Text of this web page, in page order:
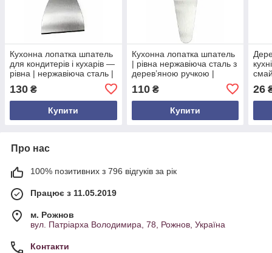
Кухонна лопатка шпатель
для кондитерів і кухарів —
рівна | нержавіюча сталь |
130 ₴
Купити
Кухонна лопатка шпатель
| рівна нержавіюча сталь з
дерев’яною ручкою |
професійний інструмент
для кухарів і конд
110₴
Купити
26
Про нас
100% позитивних з 796 відгуків за рік
Працює з 11.05.2019
м. Рожнов
вул. Патріарха Володимира, 78, Рожнов, Україна
Контакти